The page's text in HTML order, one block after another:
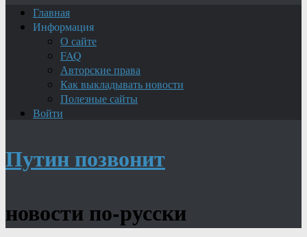
Главная
Информация
О сайте
FAQ
Авторские права
Как выкладывать новости
Полезные сайты
Войти
Путин позвонит
новости по-русски